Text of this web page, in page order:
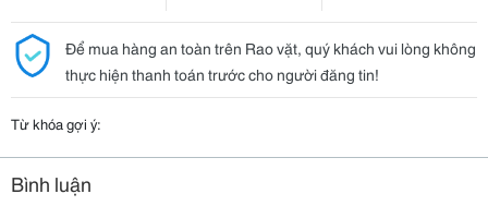
Để mua hàng an toàn trên Rao vặt, quý khách vui lòng không
thực hiện thanh toán trước cho người đăng tin!
Từ khóa gợi ý:
Bình luận